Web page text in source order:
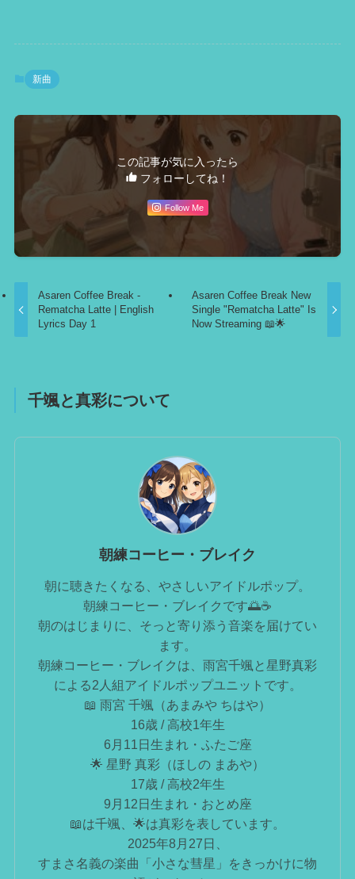
新曲
この記事が気に入ったら
フォローしてね！
Follow Me
Asaren Coffee Break -
Rematcha Latte | English
Lyrics Day 1
Asaren Coffee Break New
Single "Rematcha Latte" Is
Now Streaming 📖🌟
千颯と真彩について
朝練コーヒー・ブレイク
朝に聴きたくなる、やさしいアイドルポップ。
朝練コーヒー・ブレイクです🌅☕️
朝のはじまりに、そっと寄り添う音楽を届けてい
ます。
朝練コーヒー・ブレイクは、雨宮千颯と星野真彩
による2人組アイドルポップユニットです。
📖 雨宮 千颯（あまみや ちはや）
16歳 / 高校1年生
6月11日生まれ・ふたご座
🌟 星野 真彩（ほしの まあや）
17歳 / 高校2年生
9月12日生まれ・おとめ座
📖は千颯、🌟は真彩を表しています。
2025年8月27日、
すまさ名義の楽曲「小さな彗星」をきっかけに物